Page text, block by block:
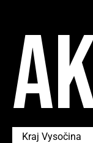
Kraj Vysočina